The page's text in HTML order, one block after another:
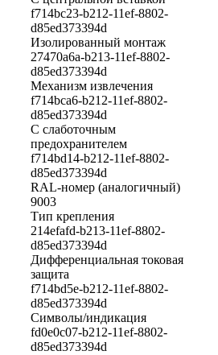
f714bc23-b212-11ef-8802-
d85ed373394d
Изолированный монтаж
27470a6a-b213-11ef-8802-
d85ed373394d
Механизм извлечения
f714bca6-b212-11ef-8802-
d85ed373394d
С слаботочным
предохранителем
f714bd14-b212-11ef-8802-
d85ed373394d
RAL-номер (аналогичный)
9003
Тип крепления
214efafd-b213-11ef-8802-
d85ed373394d
Дифференциальная токовая
защита
f714bd5e-b212-11ef-8802-
d85ed373394d
Символы/индикация
fd0e0c07-b212-11ef-8802-
d85ed373394d